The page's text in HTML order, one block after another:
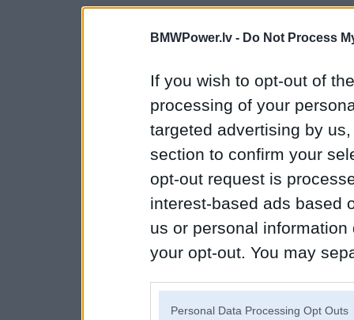
BMWPower.lv - Do Not Process
If you wish to opt-out of
processing of your
targeted advertising by
section to confirm your
opt-out request is
interest-based ads based
us or personal
your opt-out. You may
Personal Data Processing Opt Outs